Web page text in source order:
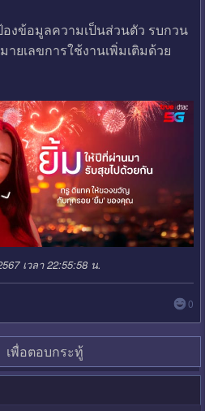
งข้อมูลความเป็นส่วนตัว รบกวน
ยเลขการใช้งานเพิ่มเติมด้วย
เวลา 22:55:58 น.
0
เพื่อตอบกระทู้